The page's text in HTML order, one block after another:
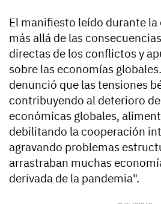
El manifiesto leído durante
más allá de las
directas de los conflictos y
sobre las economías
denunció que las tensiones
contribuyendo al deterioro
económicas globales,
debilitando la cooperación
agravando problemas
arrastraban muchas
derivada de la pandemia".